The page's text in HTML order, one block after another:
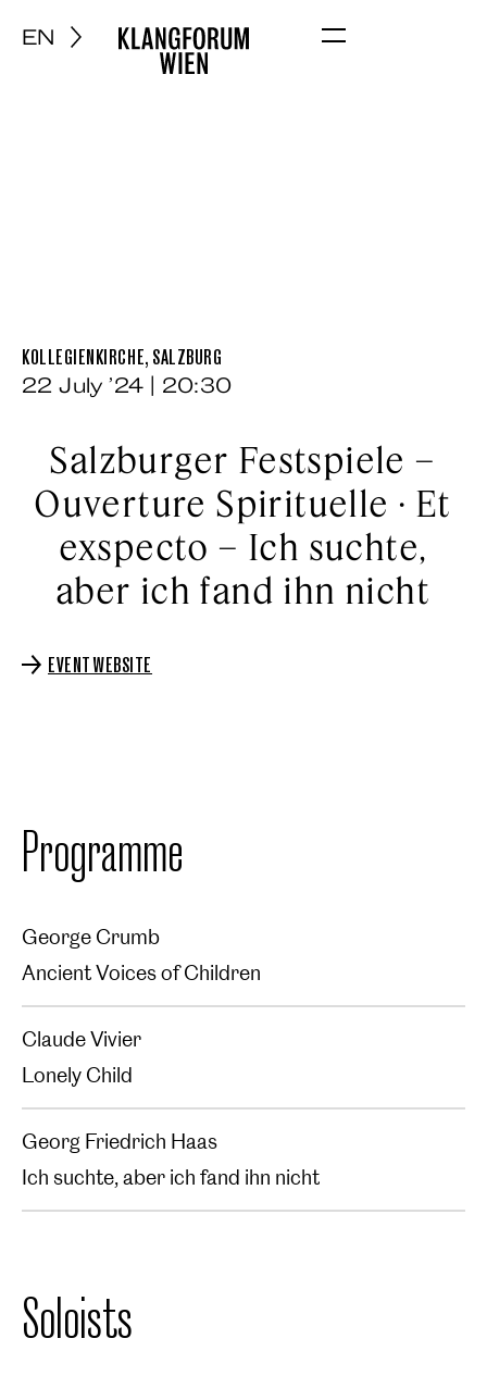
EN Menu
Salzburger Festspiele –
Ouverture Spirituelle · Et
exspecto – Ich suchte,
aber ich fand ihn nicht
KOLLEGIENKIRCHE, SALZBURG
22 July ’24 | 20:30
EVENT WEBSITE
Programme
George Crumb
Ancient Voices of Children
Claude Vivier
Lonely Child
Georg Friedrich Haas
Ich suchte, aber ich fand ihn nicht
Soloists